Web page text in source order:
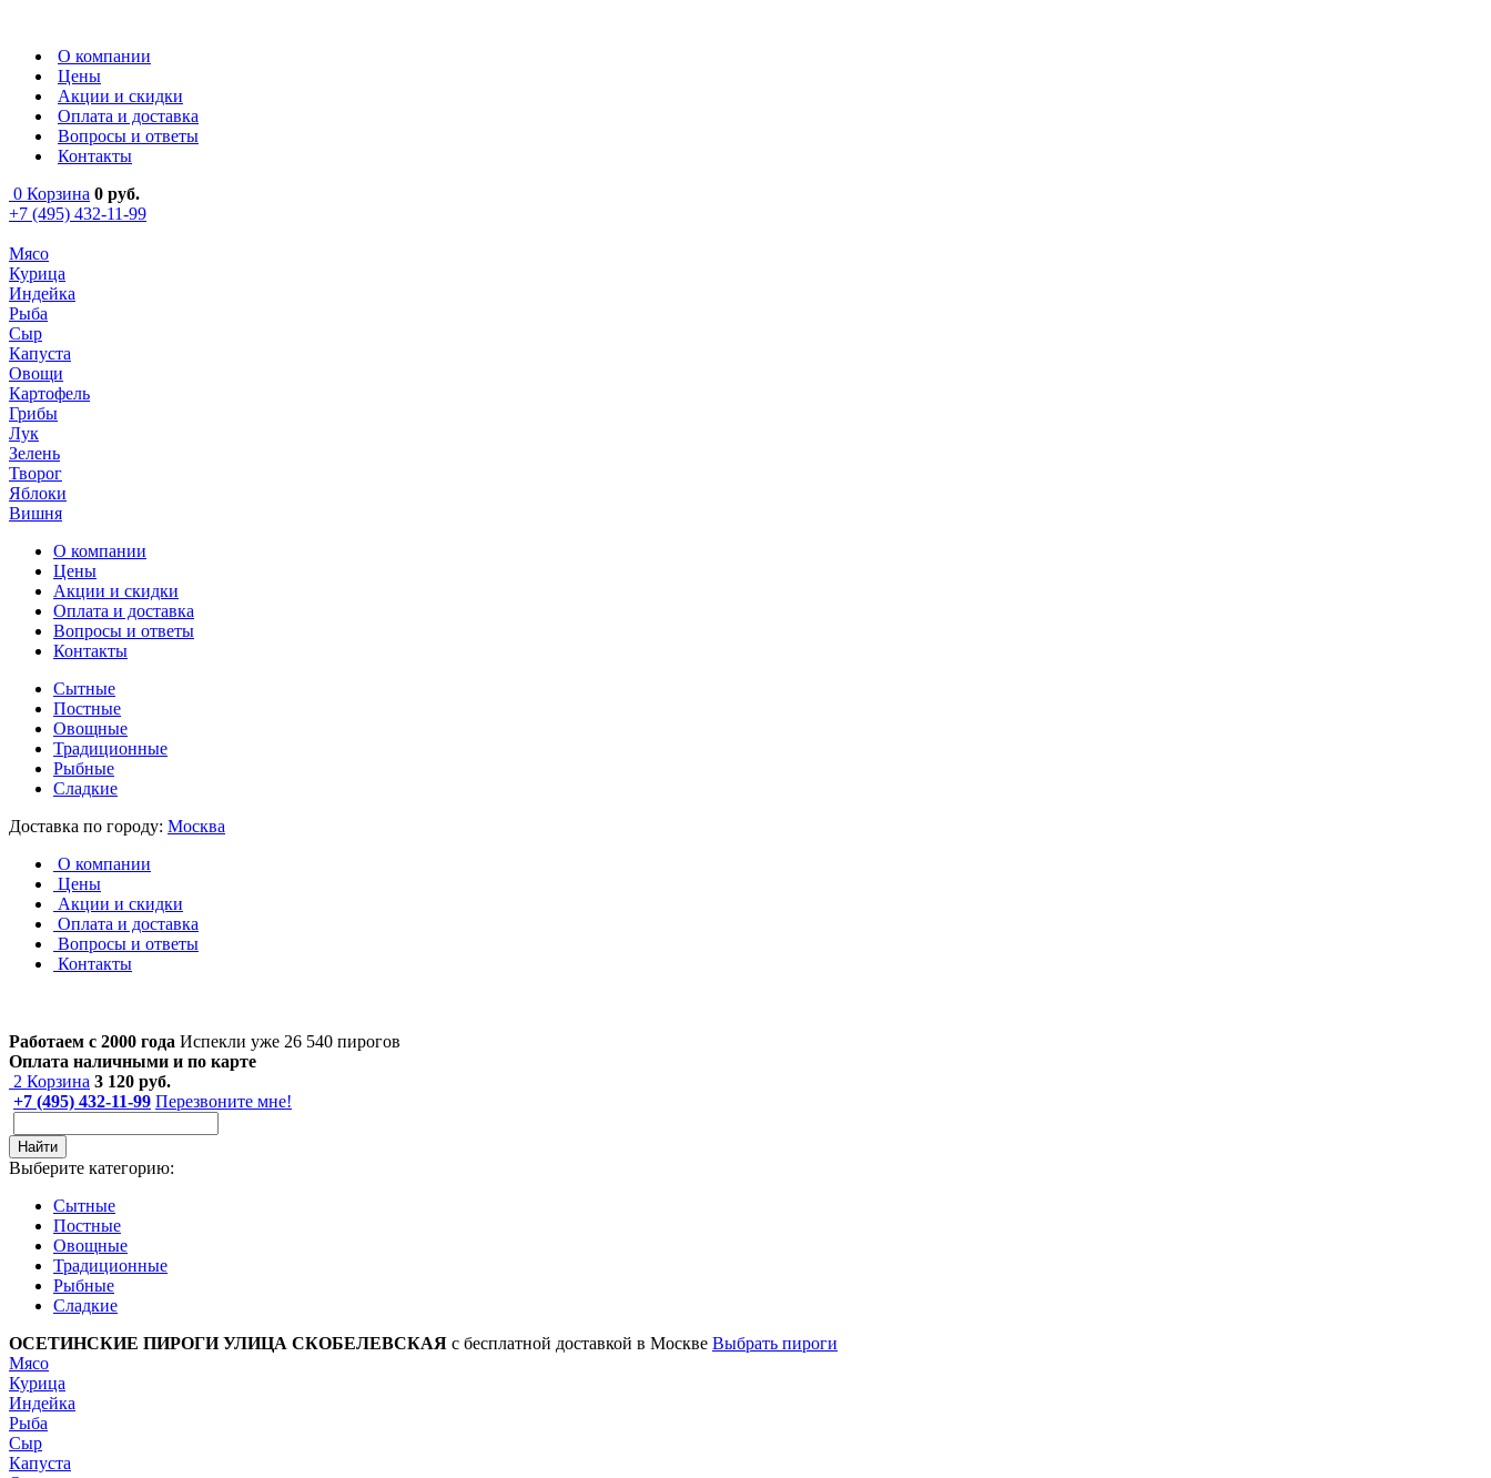
О компании
Цены
Акции и скидки
Оплата и доставка
Вопросы и ответы
Контакты
0 Корзина 0 руб.
+7 (495) 432-11-99
Мясо
Курица
Индейка
Рыба
Сыр
Капуста
Овощи
Картофель
Грибы
Лук
Зелень
Творог
Яблоки
Вишня
О компании
Цены
Акции и скидки
Оплата и доставка
Вопросы и ответы
Контакты
Сытные
Постные
Овощные
Традиционные
Рыбные
Сладкие
Доставка по городу: Москва
О компании
Цены
Акции и скидки
Оплата и доставка
Вопросы и ответы
Контакты
Работаем с 2000 года Испекли уже 26 540 пирогов
Оплата наличными и по карте
2 Корзина 3 120 руб.
+7 (495) 432-11-99 Перезвоните мне!
Найти
Выберите категорию:
Сытные
Постные
Овощные
Традиционные
Рыбные
Сладкие
ОСЕТИНСКИЕ ПИРОГИ УЛИЦА СКОБЕЛЕВСКАЯ с бесплатной доставкой в Москве Выбрать пироги
Мясо
Курица
Индейка
Рыба
Сыр
Капуста